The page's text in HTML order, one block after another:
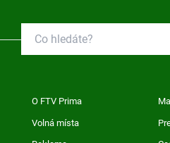
O FTV Prima
Volná místa